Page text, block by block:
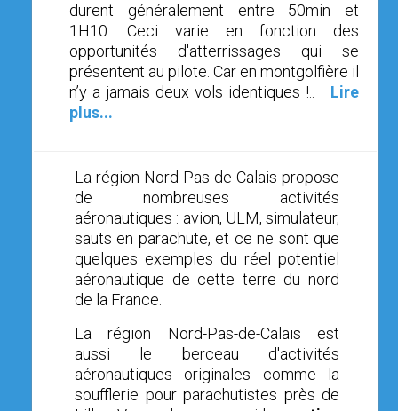
durent généralement entre 50min et
1H10. Ceci varie en fonction des
opportunités d'atterrissages qui se
présentent au pilote. Car en montgolfière il
n’y a jamais deux vols identiques !.. Lire
plus...
La région Nord-Pas-de-Calais propose
de nombreuses activités
aéronautiques : avion, ULM, simulateur,
sauts en parachute, et ce ne sont que
quelques exemples du réel potentiel
aéronautique de cette terre du nord
de la France.
La région Nord-Pas-de-Calais est
aussi le berceau d'activités
aéronautiques originales comme la
soufflerie pour parachutistes près de